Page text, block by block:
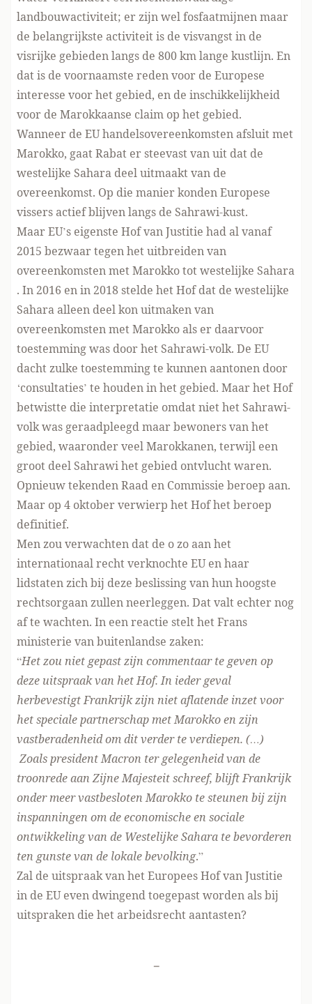
landbouwactiviteit; er zijn wel fosfaatmijnen maar
de belangrijkste activiteit is de visvangst in de
visrijke gebieden langs de 800 km lange kustlijn. En
dat is de voornaamste reden voor de Europese
interesse voor het gebied, en de inschikkelijkheid
voor de Marokkaanse claim op het gebied.
Wanneer de EU handelsovereenkomsten afsluit met
Marokko, gaat Rabat er steevast van uit dat de
westelijke Sahara deel uitmaakt van de
overeenkomst. Op die manier konden Europese
vissers actief blijven langs de Sahrawi-kust.
Maar EU’s eigenste Hof van Justitie had al vanaf
2015 bezwaar tegen het uitbreiden van
overeenkomsten met Marokko tot westelijke Sahara
. In 2016 en in 2018 stelde het Hof dat de westelijke
Sahara alleen deel kon uitmaken van
overeenkomsten met Marokko als er daarvoor
toestemming was door het Sahrawi-volk. De EU
dacht zulke toestemming te kunnen aantonen door
‘consultaties’ te houden in het gebied. Maar het Hof
betwistte die interpretatie omdat niet het Sahrawi-
volk was geraadpleegd maar bewoners van het
gebied, waaronder veel Marokkanen, terwijl een
groot deel Sahrawi het gebied ontvlucht waren.
Opnieuw tekenden Raad en Commissie beroep aan.
Maar op 4 oktoberverwierp het Hof het beroep
definitief.
Men zou verwachten dat de o zo aan het
internationaal recht verknochte EU en haar
lidstaten zich bij deze beslissing van hun hoogste
rechtsorgaan zullen neerleggen. Dat valt echter nog
af te wachten. In eenreactie stelt het Frans
ministerie van buitenlandse zaken:
“Het zou niet gepast zijn commentaar te geven op
deze uitspraak van het Hof. In ieder geval
herbevestigt Frankrijk zijn niet aflatende inzet voor
het speciale partnerschap met Marokko en zijn
vastberadenheid om dit verder te verdiepen. (…)
Zoals president Macron ter gelegenheid van de
troonrede aan Zijne Majesteit schreef, blijft Frankrijk
onder meer vastbesloten Marokko te steunen bij zijn
inspanningen om de economische en sociale
ontwikkeling van de Westelijke Sahara te bevorderen
ten gunste van de lokale bevolking.”
Zal de uitspraak van het Europees Hof van Justitie
in de EU even dwingend toegepast worden als bij
uitspraken die het arbeidsrecht aantasten?
-